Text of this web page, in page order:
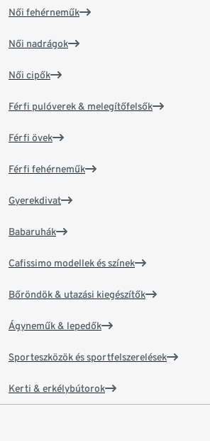
Női fehérneműk
Női nadrágok
Női cipők
Férfi pulóverek & melegítőfelsők
Férfi övek
Férfi fehérneműk
Gyerekdivat
Babaruhák
Cafissimo modellek és színek
Bőröndök & utazási kiegészítők
Ágyneműk & lepedők
Sporteszközök és sportfelszerelések
Kerti & erkélybútorok